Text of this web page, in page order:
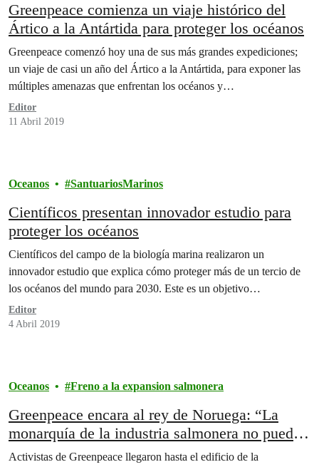
Greenpeace comienza un viaje histórico del
Ártico a la Antártida para proteger los océanos
Greenpeace comenzó hoy una de sus más grandes expediciones;
un viaje de casi un año del Ártico a la Antártida, para exponer las
múltiples amenazas que enfrentan los océanos y…
Editor
11 Abril 2019
Oceanos SantuariosMarinos
Científicos presentan innovador estudio para
proteger los océanos
Científicos del campo de la biología marina realizaron un
innovador estudio que explica cómo proteger más de un tercio de
los océanos del mundo para 2030. Este es un objetivo…
Editor
4 Abril 2019
Oceanos Freno a la expansion salmonera
Greenpeace encara al rey de Noruega: “La
monarquía de la industria salmonera no puede
conquistar ahora la Patagonia”
Activistas de Greenpeace llegaron hasta el edificio de la